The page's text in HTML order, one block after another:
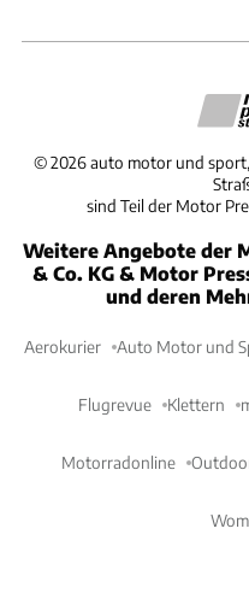
©2026 auto motor und
sind Teil der Motor
Weitere Angebote der
& Co. KG & Motor
und deren
Aerokurier Auto Motor und
Flugrevue Klettern
Motorradonline